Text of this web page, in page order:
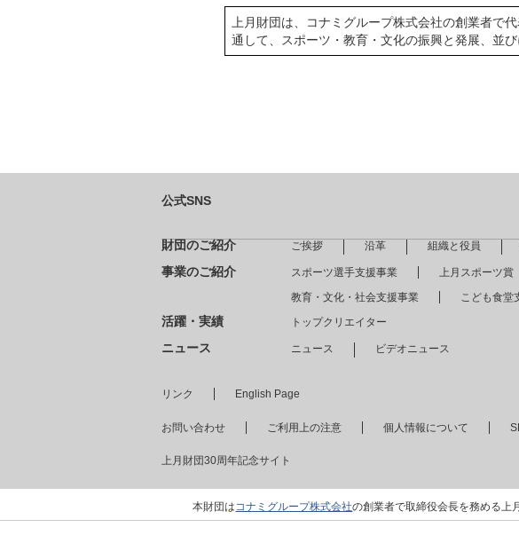
上月財団は、コナミグループ株式会社の創業者で
通して、スポーツ・教育・文化の振興と発展、並
公式SNS
財団のご紹介 ご挨拶 沿革 組織と役員
事業のご紹介 スポーツ選手支援事業 上月スポーツ賞
教育・文化・社会支援事業 こども食堂
活躍・実績 トップクリエイター
ニュース ニュース ビデオニュース
リンク English Page
お問い合わせ ご利用上の注意 個人情報について
上月財団30周年記念サイト
本財団はコナミグループ株式会社の創業者で取締役会長を務める上